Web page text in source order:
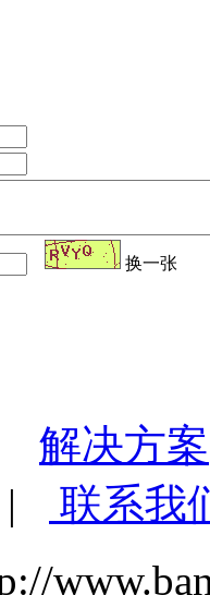
换一张
解决方案
联系我